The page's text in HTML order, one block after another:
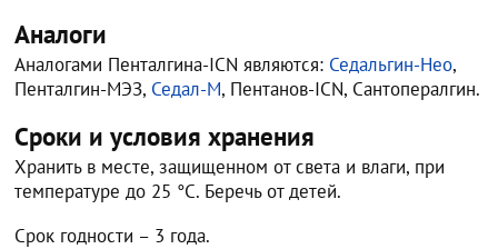
Аналоги
Аналогами Пенталгина-ICN являются: Седальгин-Нео,
Пенталгин-МЭЗ, Седал-М, Пентанов-ICN, Сантопералгин.
Сроки и условия хранения
Хранить в месте, защищенном от света и влаги, при
температуре до 25 °C. Беречь от детей.
Срок годности – 3 года.